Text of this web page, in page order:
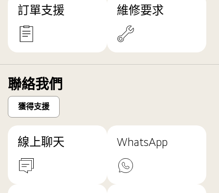
訂單支援 維修要求
聯絡我們
獲得支援
線上聊天 WhatsApp